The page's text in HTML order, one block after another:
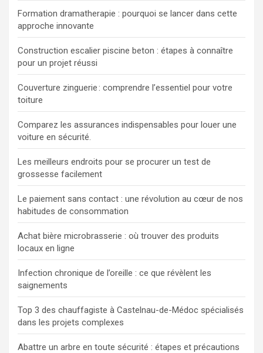
Formation dramatherapie : pourquoi se lancer dans cette
approche innovante
Construction escalier piscine beton : étapes à connaître
pour un projet réussi
Couverture zinguerie : comprendre l’essentiel pour votre
toiture
Comparez les assurances indispensables pour louer une
voiture en sécurité.
Les meilleurs endroits pour se procurer un test de
grossesse facilement
Le paiement sans contact : une révolution au cœur de nos
habitudes de consommation
Achat bière microbrasserie : où trouver des produits
locaux en ligne
Infection chronique de l’oreille : ce que révèlent les
saignements
Top 3 des chauffagiste à Castelnau-de-Médoc spécialisés
dans les projets complexes
Abattre un arbre en toute sécurité : étapes et précautions